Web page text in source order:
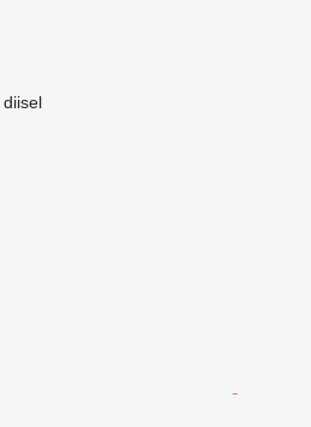
diisel